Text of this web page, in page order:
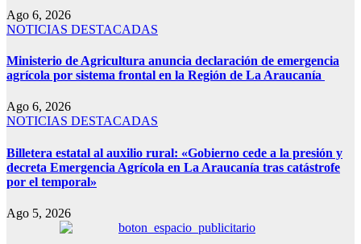
Ago 6, 2026
NOTICIAS DESTACADAS
Ministerio de Agricultura anuncia declaración de emergencia
agrícola por sistema frontal en la Región de La Araucanía
Ago 6, 2026
NOTICIAS DESTACADAS
Billetera estatal al auxilio rural: «Gobierno cede a la presión y
decreta Emergencia Agrícola en La Araucanía tras catástrofe
por el temporal»
Ago 5, 2026